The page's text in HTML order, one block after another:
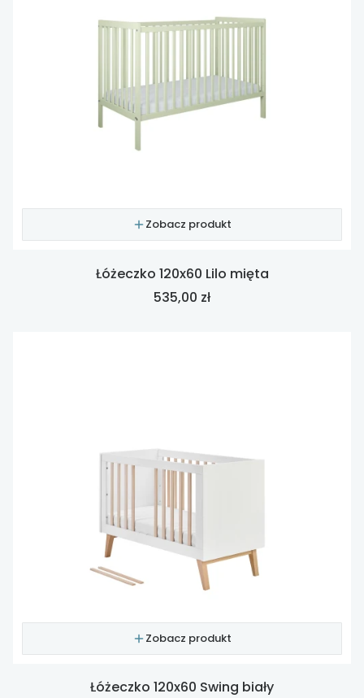
Zobacz produkt
Łóżeczko 120x60 Lilo mięta
Cena
535,00 zł
Zobacz produkt
Łóżeczko 120x60 Swing biały